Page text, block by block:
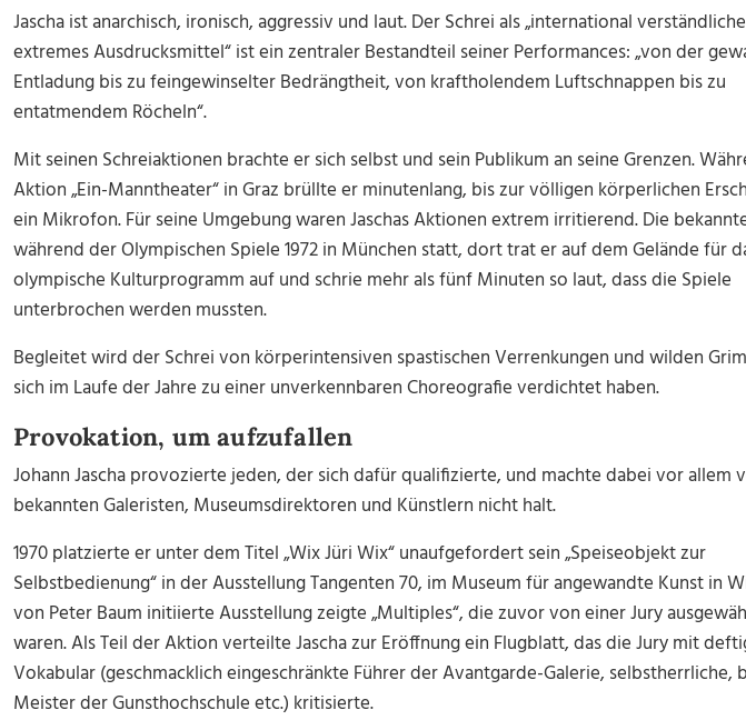
Jascha ist anarchisch, ironisch, aggressiv und laut. Der Schrei als „international
extremes Ausdrucksmittel“ ist ein zentraler Bestandteil seiner Performances: „von der
Entladung bis zu feingewinselter Bedrängtheit, von kraftholendem Luftschnappen bis zu
entatmendem Röcheln“.
Mit seinen Schreiaktionen brachte er sich selbst und sein Publikum an seine Grenzen.
Aktion „Ein-Manntheater“ in Graz brüllte er minutenlang, bis zur völligen körperlichen
ein Mikrofon. Für seine Umgebung waren Jaschas Aktionen extrem irritierend. Die
während der Olympischen Spiele 1972 in München statt, dort trat er auf dem Gelände für
olympische Kulturprogramm auf und schrie mehr als fünf Minuten so laut, dass die Spiele
unterbrochen werden mussten.
Begleitet wird der Schrei von körperintensiven spastischen Verrenkungen und wilden
sich im Laufe der Jahre zu einer unverkennbaren Choreografie verdichtet haben.
Provokation, um aufzufallen
Johann Jascha provozierte jeden, der sich dafür qualifizierte, und machte dabei vor allem
bekannten Galeristen, Museumsdirektoren und Künstlern nicht halt.
1970 platzierte er unter dem Titel „Wix Jüri Wix“ unaufgefordert sein „Speiseobjekt zur
Selbstbedienung“ in der Ausstellung Tangenten 70, im Museum für angewandte Kunst in
von Peter Baum initiierte Ausstellung zeigte „Multiples“, die zuvor von einer Jury
waren. Als Teil der Aktion verteilte Jascha zur Eröffnung ein Flugblatt, das die Jury mit
Vokabular (geschmacklich eingeschränkte Führer der Avantgarde-Galerie, selbstherrliche,
Meister der Gunsthochschule etc.) kritisierte.